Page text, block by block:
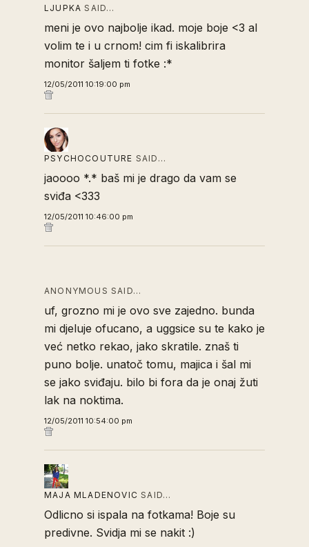
LJUPKA SAID…
meni je ovo najbolje ikad. moje boje <3 al
volim te i u crnom! cim fi iskalibrira
monitor šaljem ti fotke :*
12/05/2011 10:19:00 pm
PSYCHOCOUTURE SAID…
jaoooo *.* baš mi je drago da vam se
sviđa <333
12/05/2011 10:46:00 pm
ANONYMOUS SAID…
uf, grozno mi je ovo sve zajedno. bunda
mi djeluje ofucano, a uggsice su te kako je
već netko rekao, jako skratile. znaš ti
puno bolje. unatoč tomu, majica i šal mi
se jako sviđaju. bilo bi fora da je onaj žuti
lak na noktima.
12/05/2011 10:54:00 pm
MAJA MLADENOVIC SAID…
Odlicno si ispala na fotkama! Boje su
predivne. Svidja mi se nakit :)